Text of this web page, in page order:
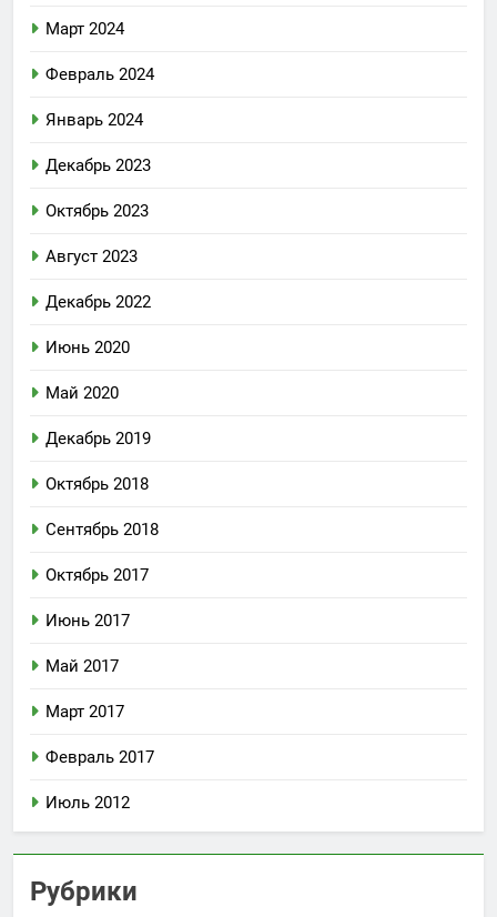
Март 2024
Февраль 2024
Январь 2024
Декабрь 2023
Октябрь 2023
Август 2023
Декабрь 2022
Июнь 2020
Май 2020
Декабрь 2019
Октябрь 2018
Сентябрь 2018
Октябрь 2017
Июнь 2017
Май 2017
Март 2017
Февраль 2017
Июль 2012
Рубрики